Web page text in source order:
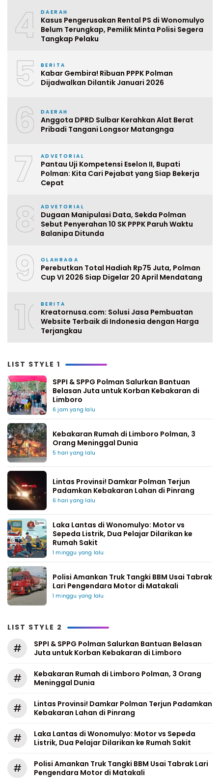
4 DAERAH
Kasus Pengerusakan Rental PS di Wonomulyo
Belum Terungkap, Pemilik Minta Polisi Segera
Tangkap Pelaku
5 BERITA
Kabar Gembira! Ribuan PPPK Polman
Dijadwalkan Dilantik Januari 2026
6 DAERAH
Anggota DPRD Sulbar Kerahkan Alat Berat
Pribadi Tangani Longsor Matangnga
7 ADVETORIAL
Pantau Uji Kompetensi Eselon II, Bupati
Polman: Kita Cari Pejabat yang Siap Bekerja
Cepat
8 ADVETORIAL
Dugaan Manipulasi Data, Sekda Polman
Sebut Penyerahan 10 SK PPPK Paruh Waktu
Balanipa Ditunda
9 OLAHRAGA
Perebutkan Total Hadiah Rp75 Juta, Polman
Cup VI 2026 Siap Digelar 20 April Mendatang
10BERITA
Kreatornusa.com: Solusi Jasa Pembuatan
Website Terbaik di Indonesia dengan Harga
Terjangkau
LIST STYLE 1
SPPI & SPPG Polman Salurkan Bantuan
Belasan Juta untuk Korban Kebakaran di
Limboro
6 jam yang lalu
Kebakaran Rumah di Limboro Polman, 3
Orang Meninggal Dunia
5 hari yang lalu
Lintas Provinsi! Damkar Polman Terjun
Padamkan Kebakaran Lahan di Pinrang
6 hari yang lalu
Laka Lantas di Wonomulyo: Motor vs
Sepeda Listrik, Dua Pelajar Dilarikan ke
Rumah Sakit
1 minggu yang lalu
Polisi Amankan Truk Tangki BBM Usai Tabrak
Lari Pengendara Motor di Matakali
1 minggu yang lalu
LIST STYLE 2
#
SPPI & SPPG Polman Salurkan Bantuan Belasan
Juta untuk Korban Kebakaran di Limboro
#
Kebakaran Rumah di Limboro Polman, 3 Orang
Meninggal Dunia
#
Lintas Provinsi! Damkar Polman Terjun Padamkan
Kebakaran Lahan di Pinrang
#
Laka Lantas di Wonomulyo: Motor vs Sepeda
Listrik, Dua Pelajar Dilarikan ke Rumah Sakit
#
Polisi Amankan Truk Tangki BBM Usai Tabrak Lari
Pengendara Motor di Matakali